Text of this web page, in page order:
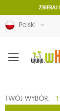
Polski
Menu
TWÓJ WYBÓR: